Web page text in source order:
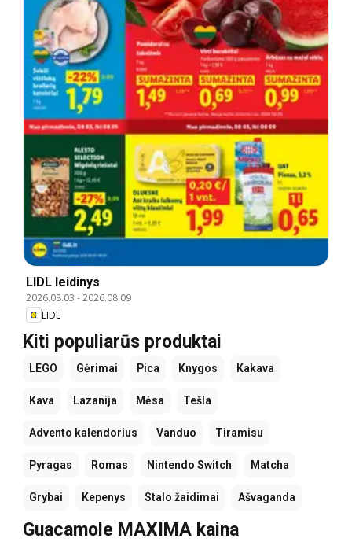
LIDL leidinys
2026.08.03 -2026.08.09
LIDL
Kiti populiarūs produktai
LEGO Gėrimai Pica Knygos Kakava
Kava Lazanija Mėsa Tešla
Advento kalendorius Vanduo Tiramisu
Pyragas Romas Nintendo Switch Matcha
Grybai Kepenys Stalo žaidimai Ašvaganda
Guacamole MAXIMA kaina